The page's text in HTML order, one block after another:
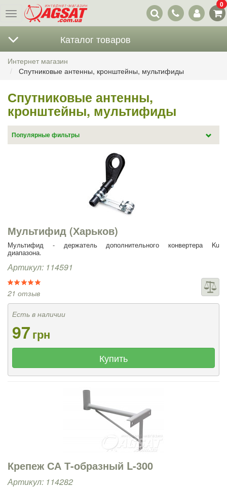
Меню
Наши
контакты
0
Каталог товаров
Интернет магазин
Спутниковые антенны, кронштейны, мультифиды
Спутниковые антенны,
кронштейны, мультифиды
Популярные фильтры
Кронштейн для телевизора (52)
Мультифид (Харьков)
Мультифид - держатель дополнительного конвертера Ku
диапазона.
Артикул: 114591
21 отзыв
Есть в наличии
97грн
Купить
Крепеж СА Т-образный L-300
Артикул: 114282